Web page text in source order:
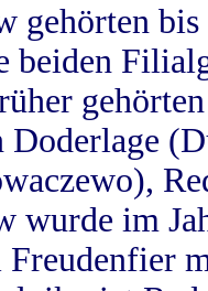
gehörten
beiden
wurde im
Freudenfier